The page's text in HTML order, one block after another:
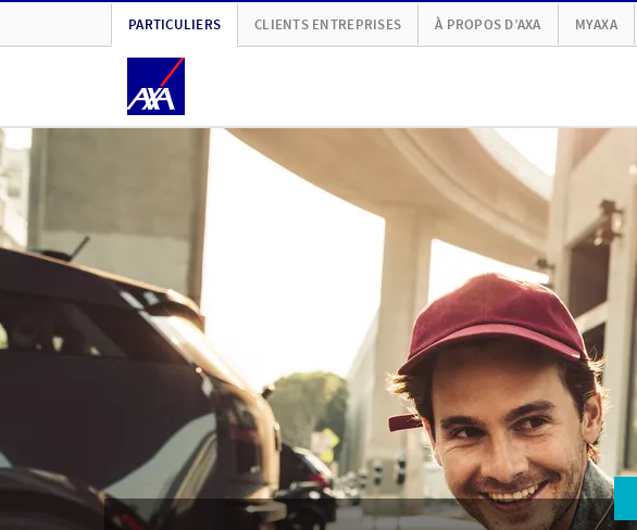
PARTICULIERS CLIENTS ENTREPRISES À PROPOS D’AXA MYAXA